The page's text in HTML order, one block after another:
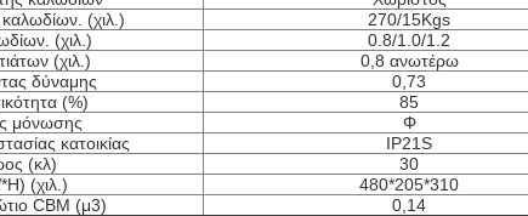
(χιλ.)
270/15Kgs
(χιλ.)
0.8/1.0/1.2
(χιλ.)
0,8 ανωτέρω
δύναμης
0,73
(%)
85
μόνωσης
Φ
κατοικίας
IP21S
(κλ)
30
(χιλ.)
480*205*310
CBM (μ3)
0,14